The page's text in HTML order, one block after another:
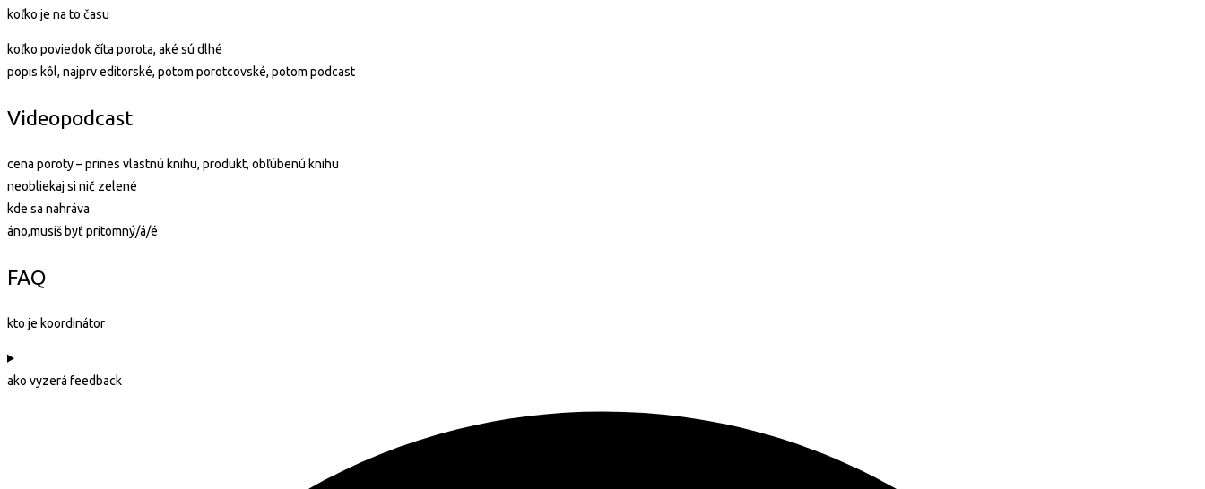
koľko je na to času
koľko poviedok číta porota, aké sú dlhé
popis kôl, najprv editorské, potom porotcovské, potom podcast
Videopodcast
cena poroty – prines vlastnú knihu, produkt, obľúbenú knihu
neobliekaj si nič zelené
kde sa nahráva
áno,musíš byť prítomný/á/é
FAQ
kto je koordinátor
ako vyzerá feedback